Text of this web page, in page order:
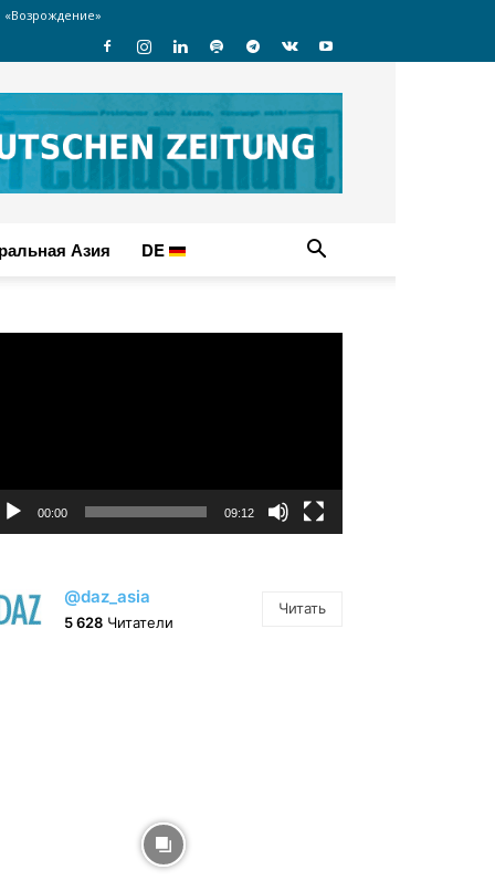
Азия DE
00:00 09:12
@daz_asia
5 628 Читатели
Читать